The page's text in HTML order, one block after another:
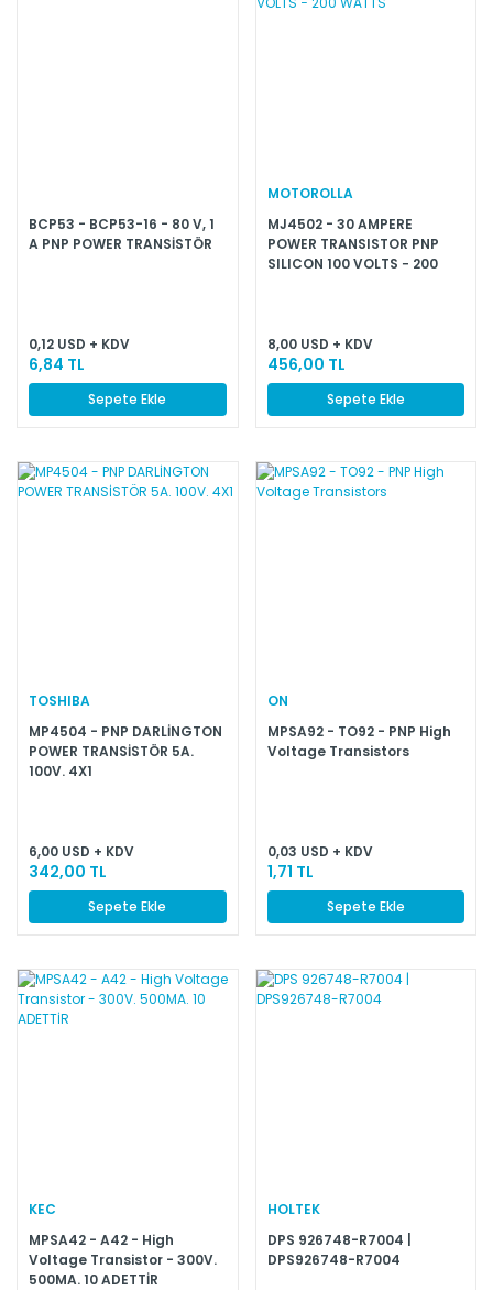
BCP53 - BCP53-16 - 80 V, 1
A PNP POWER TRANSİSTÖR
0,12 USD + KDV
6,84 TL
Sepete Ekle
MOTOROLLA
MJ4502 - 30 AMPERE
POWER TRANSISTOR PNP
SILICON 100 VOLTS − 200
8,00 USD + KDV
456,00 TL
Sepete Ekle
TOSHIBA
MP4504 - PNP DARLİNGTON
POWER TRANSİSTÖR 5A.
100V. 4X1
6,00 USD + KDV
342,00 TL
Sepete Ekle
ON
MPSA92 - TO92 - PNP High
Voltage Transistors
0,03 USD + KDV
1,71 TL
Sepete Ekle
KEC
MPSA42 - A42 - High
Voltage Transistor - 300V.
500MA. 10 ADETTİR
HOLTEK
DPS 926748-R7004 |
DPS926748-R7004